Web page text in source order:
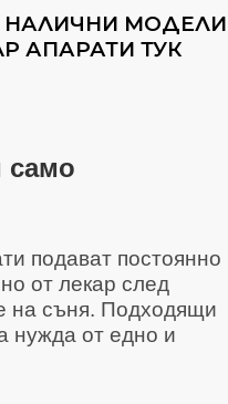
НАЛИЧНИ МОДЕЛИ
АПАРАТИ ТУК
само
подават постоянно
от лекар след
на съня. Подходящи
нужда от едно и